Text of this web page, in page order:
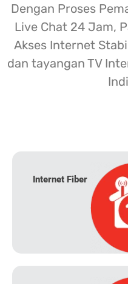
Dengan Proses
Live Chat 24 Jam,
Akses Internet
dan tayangan TV
Internet Fiber